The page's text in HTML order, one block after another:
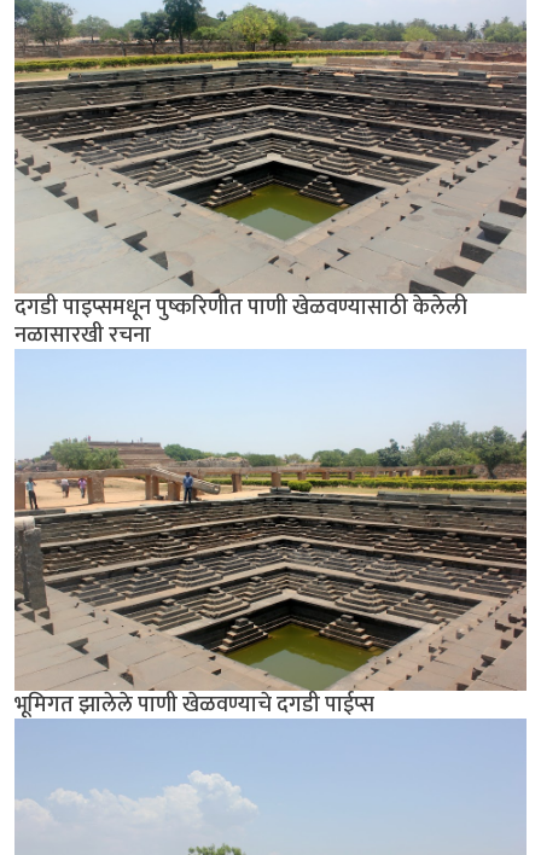
दगडी पाइप्समधून पुष्करिणीत पाणी खेळवण्यासाठी केलेली
नळासारखी रचना
भूमिगत झालेले पाणी खेळवण्याचे दगडी पाईप्स